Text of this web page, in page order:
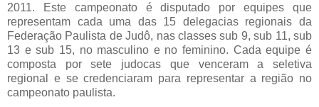
2011. Este campeonato é disputado por equipes que
representam cada uma das 15 delegacias regionais da
Federação Paulista de Judô, nas classes sub 9, sub 11, sub
13 e sub 15, no masculino e no feminino. Cada equipe é
composta por sete judocas que venceram a seletiva
regional e se credenciaram para representar a região no
campeonato paulista.